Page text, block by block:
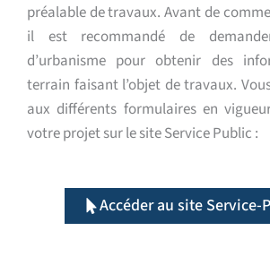
préalable de travaux. Avant de
il est recommandé de
d’urbanisme pour obtenir des
terrain faisant l’objet de travaux.
aux différents formulaires en
votre projet sur le site Service Public :
Accéder au site Service-